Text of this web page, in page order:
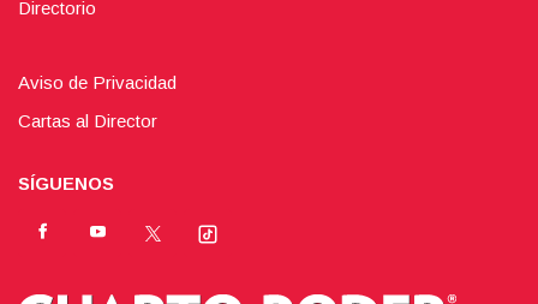
Directorio
Aviso de Privacidad
Cartas al Director
SÍGUENOS